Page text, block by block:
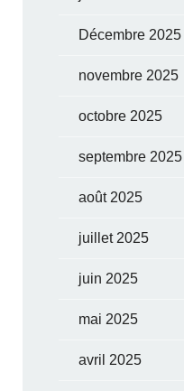
Décembre 2025
novembre 2025
octobre 2025
septembre 2025
août 2025
juillet 2025
juin 2025
mai 2025
avril 2025